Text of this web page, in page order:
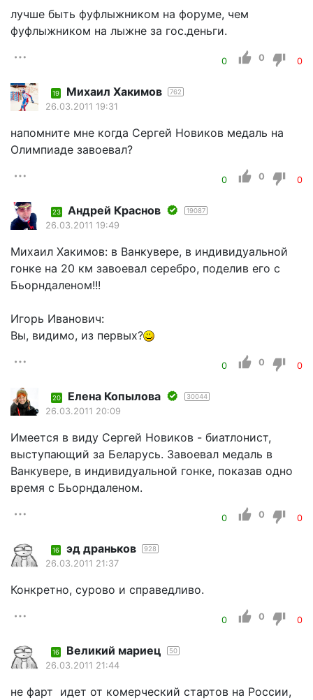
лучше быть фуфлыжником на форуме, чем
фуфлыжником на лыжне за гос.деньги.
0 0 0
19 Михаил Хакимов 762
26.03.2011 19:31
напомните мне когда Сергей Новиков медаль на
Олимпиаде завоевал?
0 0 0
23 Андрей Краснов 19087
26.03.2011 19:49
Михаил Хакимов: в Ванкувере, в индивидуальной
гонке на 20 км завоевал серебро, поделив его с
Бьорндаленом!!!
Игорь Иванович:
Вы, видимо, из первых?
0 0 0
20 Елена Копылова 30044
26.03.2011 20:09
Имеется в виду Сергей Новиков - биатлонист,
выступающий за Беларусь. Завоевал медаль в
Ванкувере, в индивидуальной гонке, показав одно
время с Бьорндаленом.
0 0 0
16 эд драньков 928
26.03.2011 21:37
Конкретно, сурово и справедливо.
0 0 0
16 Великий мариец 50
26.03.2011 21:44
не фарт идет от комерческий стартов на России,